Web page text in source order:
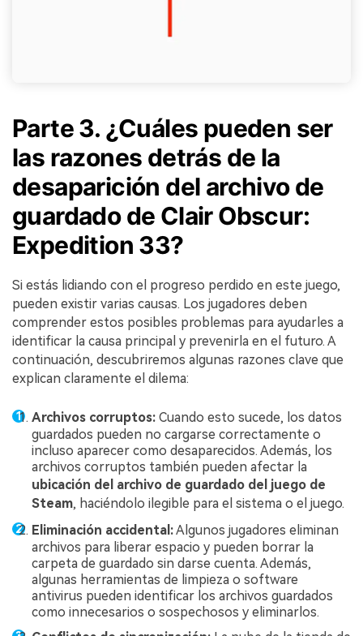
Continuar Prueba Online
Parte 3. ¿Cuáles pueden ser
las razones detrás de la
desaparición del archivo de
guardado de Clair Obscur:
Expedition 33?
Si estás lidiando con el progreso perdido en este juego,
pueden existir varias causas. Los jugadores deben
comprender estos posibles problemas para ayudarles a
identificar la causa principal y prevenirla en el futuro. A
continuación, descubriremos algunas razones clave que
explican claramente el dilema:
Archivos corruptos: Cuando esto sucede, los datos
guardados pueden no cargarse correctamente o
incluso aparecer como desaparecidos. Además, los
archivos corruptos también pueden afectar la
ubicación del archivo de guardado del juego de
Steam, haciéndolo ilegible para el sistema o el juego.
Eliminación accidental:Algunos jugadores eliminan
archivos para liberar espacio y pueden borrar la
carpeta de guardado sin darse cuenta. Además,
algunas herramientas de limpieza o software
antivirus pueden identificar los archivos guardados
como innecesarios o sospechosos y eliminarlos.